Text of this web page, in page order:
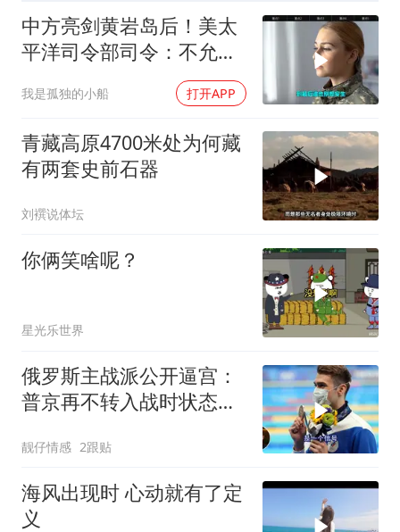
中方亮剑黄岩岛后！美太
平洋司令部司令：不允许
我是孤独的小船 打开APP
青藏高原4700米处为何藏
有两套史前石器
刘襈说体坛
你俩笑啥呢？
星光乐世界
俄罗斯主战派公开逼宫：
普京再不转入战时状态，
靓仔情感 2跟贴
海风出现时 心动就有了定
义